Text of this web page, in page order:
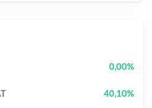
0,00%
40,10%